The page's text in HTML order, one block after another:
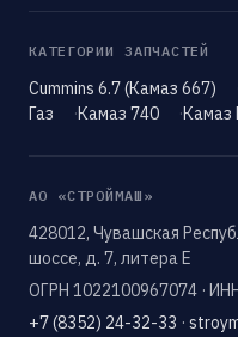
КАТЕГОРИИ ЗАПЧАСТЕЙ
Cummins 6.7 (Камаз 667)
Газ
Камаз 740 Камаз
АО «СТРОЙМАШ»
428012, Чувашская
шоссе, д. 7, литера Е
ОГРН 1022100967074 ·
+7 (8352) 24-32-33 ·